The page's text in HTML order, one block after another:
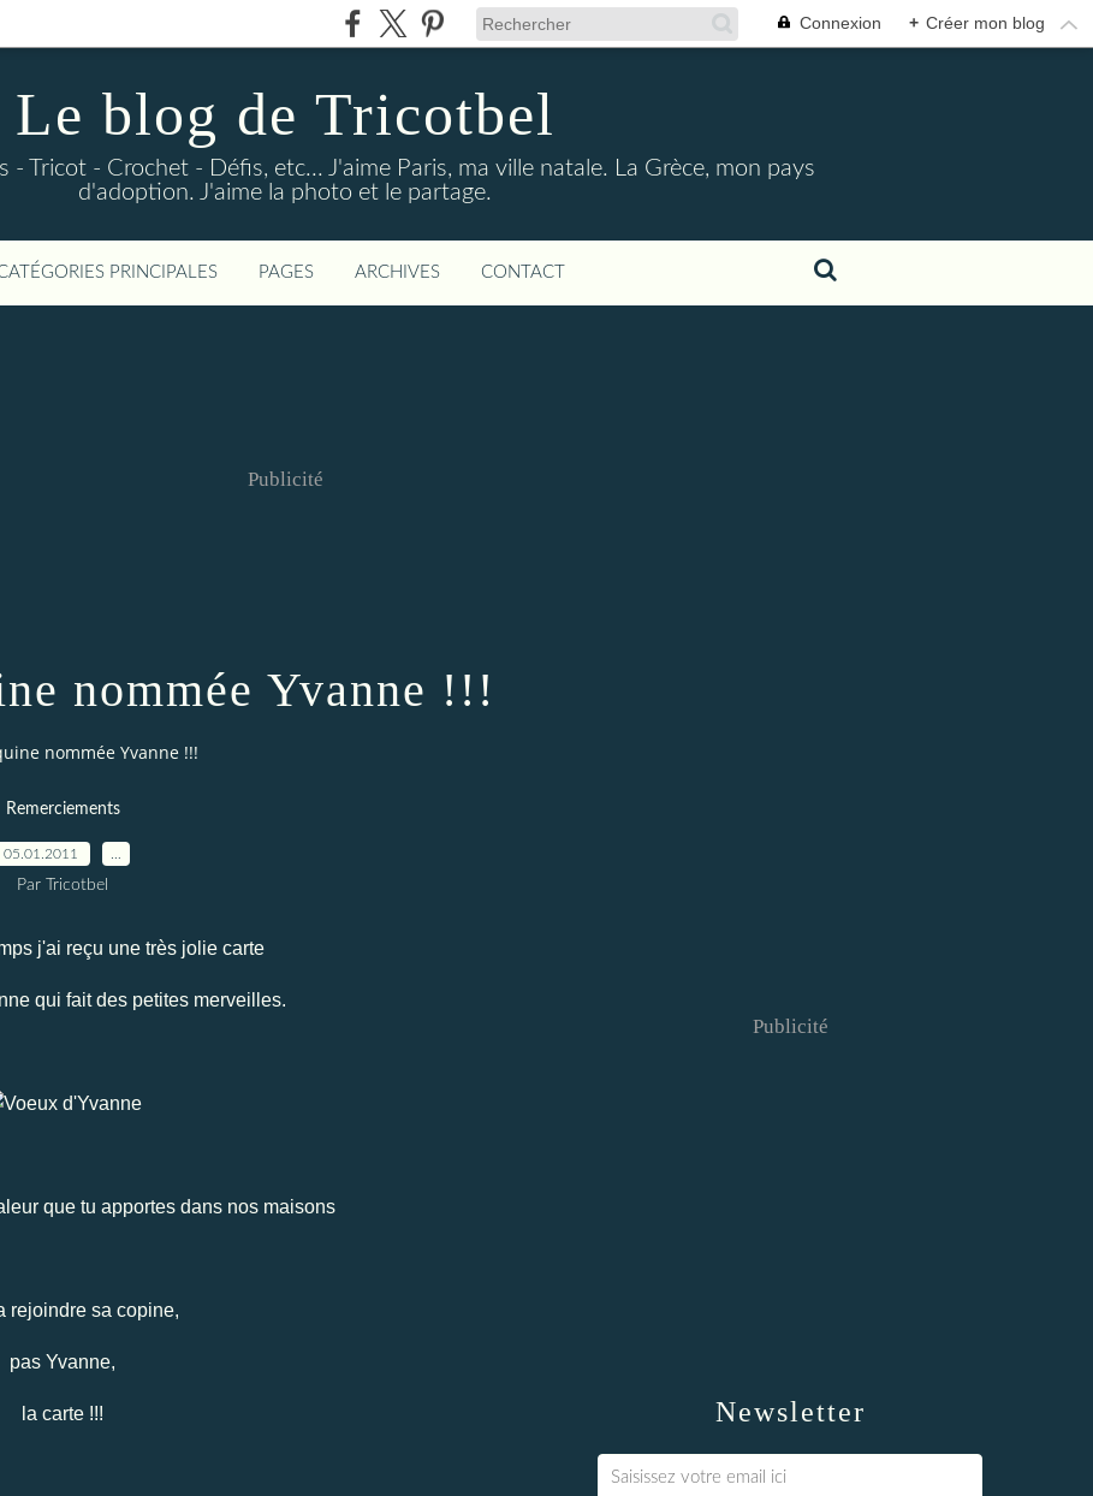
Connexion + Créer mon blog
Le blog de Tricotbel
- Tricot - Crochet - Défis, etc... J'aime Paris, ma ville natale. La Grèce, mon pays
d'adoption. J'aime la photo et le partage.
PRINCIPALES PAGES ARCHIVES CONTACT
Publicité
nommée Yvanne !!!
nommée Yvanne !!!
Remerciements
05.01.2011
Par Tricotbel
j'ai reçu une très jolie carte
qui fait des petites merveilles.
que tu apportes dans nos maisons
rejoindre sa copine,
pas Yvanne,
la carte !!! Newsletter
Publicité